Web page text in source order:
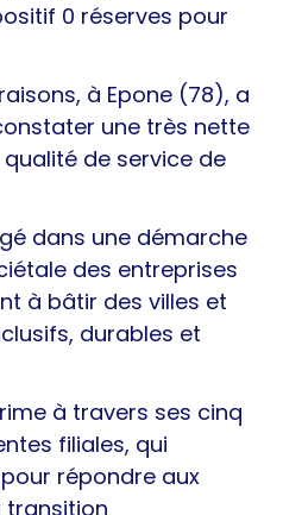
0 réserves pour
à Epone (78), a
une très nette
de service de
dans une démarche
des entreprises
à bâtir des villes et
durables et
à travers ses cinq
filiales, qui
répondre aux
transition